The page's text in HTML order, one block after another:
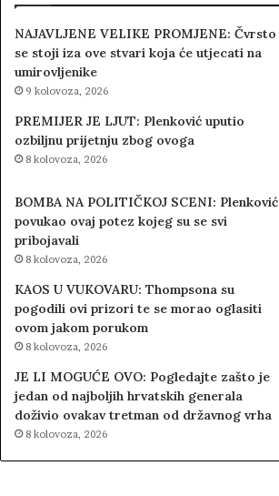
NAJAVLJENE VELIKE PROMJENE: Čvrsto
se stoji iza ove stvari koja će utjecati na
umirovljenike
9 kolovoza, 2026
PREMIJER JE LJUT: Plenković uputio
ozbiljnu prijetnju zbog ovoga
8 kolovoza, 2026
BOMBA NA POLITIČKOJ SCENI: Plenković
povukao ovaj potez kojeg su se svi
pribojavali
8 kolovoza, 2026
KAOS U VUKOVARU: Thompsona su
pogodili ovi prizori te se morao oglasiti
ovom jakom porukom
8 kolovoza, 2026
JE LI MOGUĆE OVO: Pogledajte zašto je
jedan od najboljih hrvatskih generala
doživio ovakav tretman od državnog vrha
8 kolovoza, 2026